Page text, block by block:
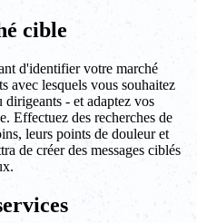
cible
d'identifier votre marché
avec lesquels vous souhaitez
- et adaptez vos
Effectuez des recherches de
leurs points de douleur et
de créer des messages ciblés